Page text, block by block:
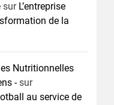
sur L’entreprise
de la
Nutritionnelles
-sur
au service de